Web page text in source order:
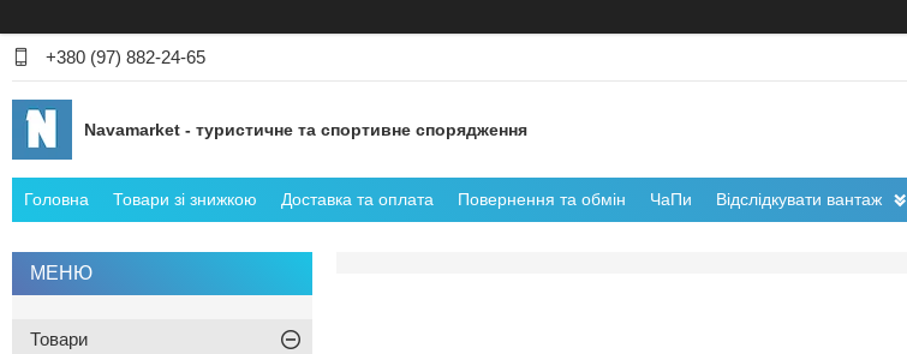
+380 (97) 882-24-65
Navamarket - туристичне та спортивне спорядження
Головна Товари зі знижкою Доставка та оплата Повернення та обмін ЧаПи Відслідкувати вантаж
Товари